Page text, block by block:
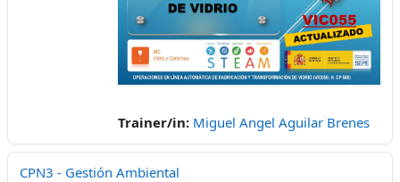
Trainer/in: Miguel Angel Aguilar Brenes
CPN3 - Gestión Ambiental